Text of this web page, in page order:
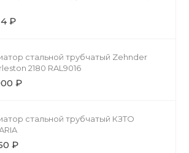
₽
стальной трубчатый Zehnder
2180 RAL9016
₽
стальной трубчатый КЗТО
₽